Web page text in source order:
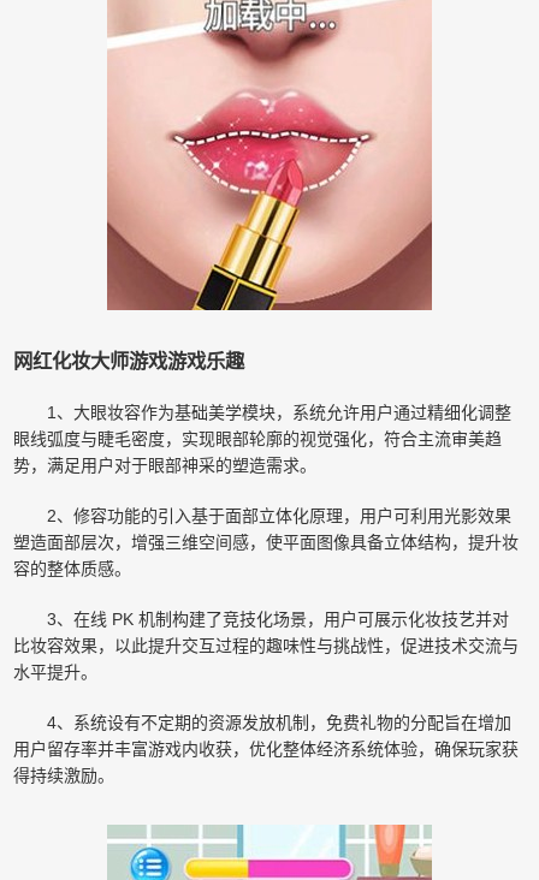
网红化妆大师游戏游戏乐趣
1、大眼妆容作为基础美学模块，系统允许用户通过精细化调整
眼线弧度与睫毛密度，实现眼部轮廓的视觉强化，符合主流审美趋
势，满足用户对于眼部神采的塑造需求。
2、修容功能的引入基于面部立体化原理，用户可利用光影效果
塑造面部层次，增强三维空间感，使平面图像具备立体结构，提升妆
容的整体质感。
3、在线 PK 机制构建了竞技化场景，用户可展示化妆技艺并对
比妆容效果，以此提升交互过程的趣味性与挑战性，促进技术交流与
水平提升。
4、系统设有不定期的资源发放机制，免费礼物的分配旨在增加
用户留存率并丰富游戏内收获，优化整体经济系统体验，确保玩家获
得持续激励。